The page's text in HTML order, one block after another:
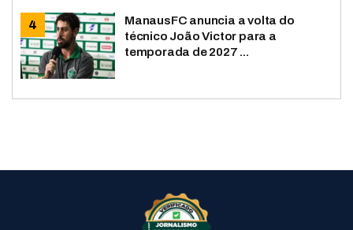
ManausFC anuncia a volta do
técnico João Victor para a
temporada de 2027 ...